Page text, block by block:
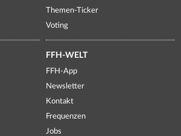
Themen-Ticker
Voting
FFH-WELT
FFH-App
Newsletter
Kontakt
Frequenzen
Jobs